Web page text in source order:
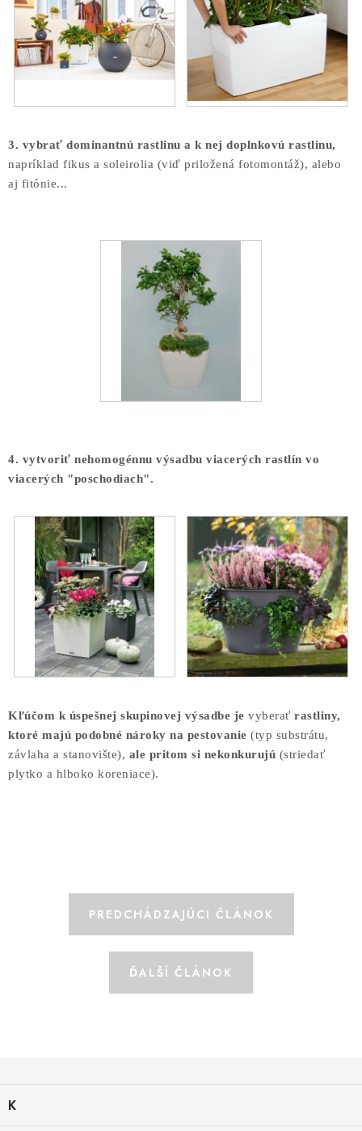
3. vybrať dominantnú rastlinu a k nej doplnkovú rastlinu,
napríklad fikus a soleirolia (viď priložená fotomontáž), alebo
aj fitónie...
4. vytvoriť nehomogénnu výsadbu viacerých rastlín vo
viacerých "poschodiach".
Kľúčom k úspešnej skupinovej výsadbe je vyberať rastliny,
ktoré majú podobné nároky na pestovanie (typ substrátu,
závlaha a stanovište), ale pritom si nekonkurujú (striedať
plytko a hlboko koreniace).
PREDCHÁDZAJÚCI ČLÁNOK
ĎALŠÍ ČLÁNOK
pK